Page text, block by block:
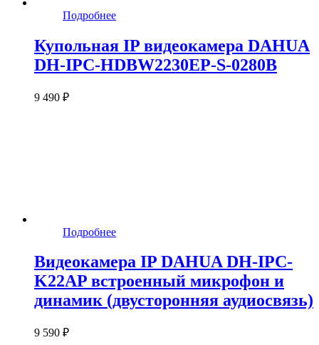
Подробнее
Купольная IP видеокамера DAHUA
DH-IPC-HDBW2230EP-S-0280B
9 490 ₽
Подробнее
Видеокамера IP DAHUA DH-IPC-
K22AP встроенный микрофон и
динамик (двусторонняя аудиосвязь)
9 590 ₽